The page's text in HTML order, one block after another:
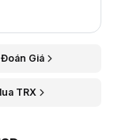
Giá
TRX